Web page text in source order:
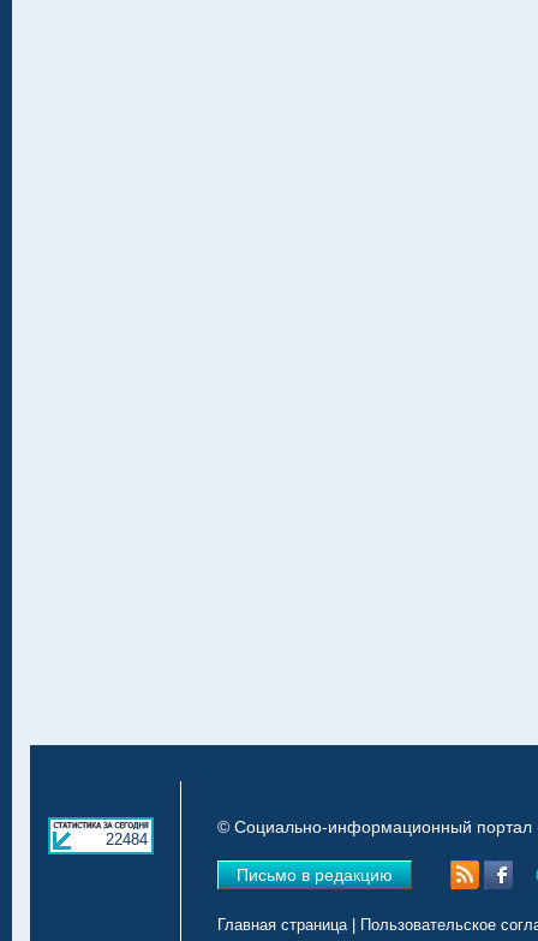
22484
© Социально-информационный портал
Письмо в редакцию
Главная страница| Пользовательское